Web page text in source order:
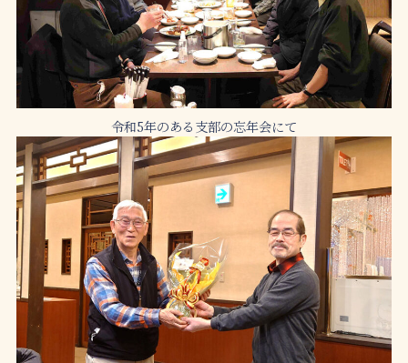
令和5年のある支部の忘年会にて